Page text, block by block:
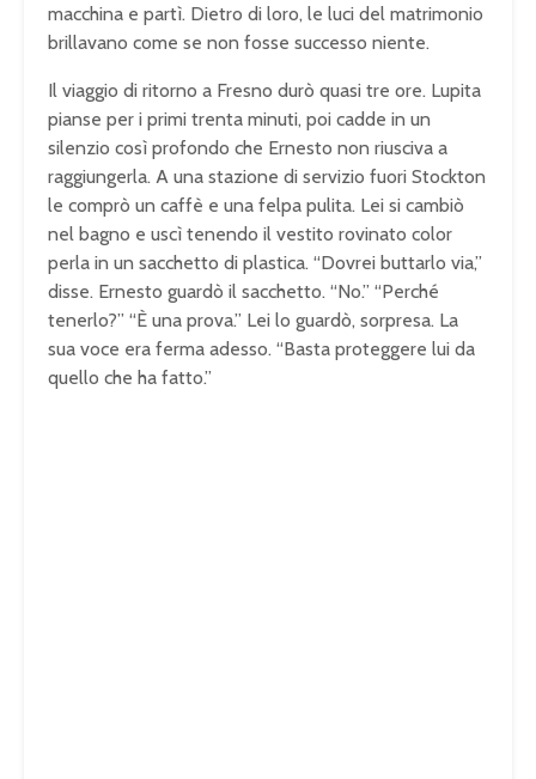
macchina e partì. Dietro di loro, le luci del matrimonio
brillavano come se non fosse successo niente.
Il viaggio di ritorno a Fresno durò quasi tre ore. Lupita
pianse per i primi trenta minuti, poi cadde in un
silenzio così profondo che Ernesto non riusciva a
raggiungerla. A una stazione di servizio fuori Stockton
le comprò un caffè e una felpa pulita. Lei si cambiò
nel bagno e uscì tenendo il vestito rovinato color
perla in un sacchetto di plastica. “Dovrei buttarlo via,”
disse. Ernesto guardò il sacchetto. “No.” “Perché
tenerlo?” “È una prova.” Lei lo guardò, sorpresa. La
sua voce era ferma adesso. “Basta proteggere lui da
quello che ha fatto.”